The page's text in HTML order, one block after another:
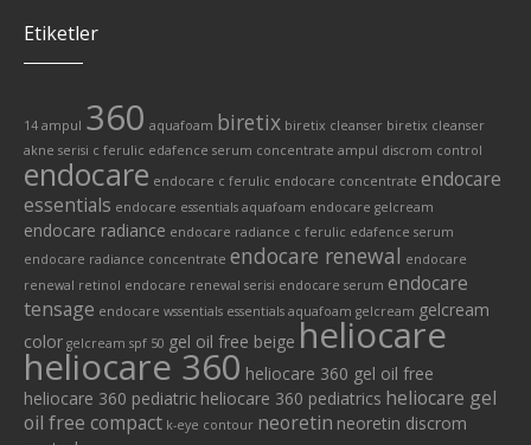
Etiketler
14 ampul 360 aquafoam biretix biretix cleanser biretix cleanser
akne serisi c ferulic edafence serum concentrate ampul discrom control
endocare endocare c ferulic endocare concentrate endocare
essentials endocare essentials aquafoam endocare gelcream
endocare radiance endocare radiance c ferulic edafence serum
endocare radiance concentrate endocare renewal endocare
renewal retinol endocare renewal serisi endocare serum endocare
tensage endocare wssentials essentials aquafoam gelcream gelcream
color gelcream spf 50 gel oil free beige heliocare
heliocare 360 heliocare 360 gel oil free
heliocare 360 pediatric heliocare 360 pediatrics heliocare gel
oil free compact k-eye contour neoretin neoretin discrom